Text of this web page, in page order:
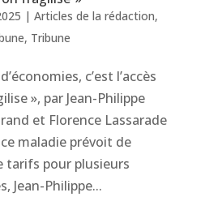
| Articles de la rédaction,
, Tribune
c’est l’accès
», par Jean-Philippe
et Florence Lassarade
maladie prévoit de
tarifs pour plusieurs
Jean-Philippe...